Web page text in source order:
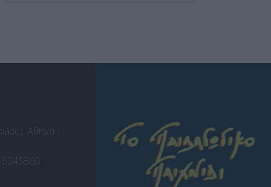
Αθήνα -
5245860